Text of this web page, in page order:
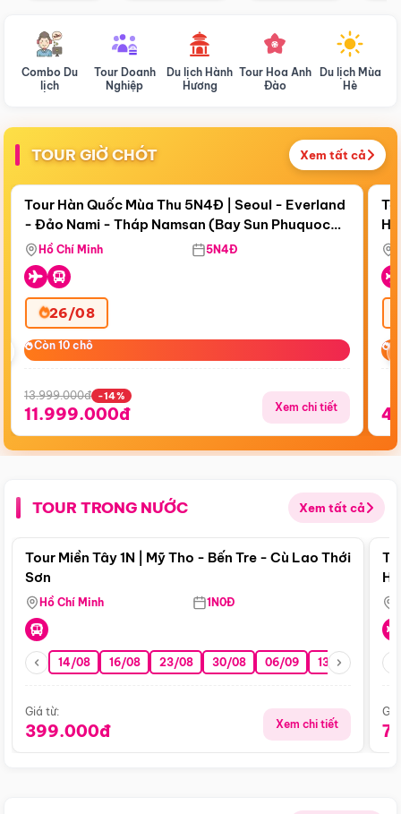
Combo Du
lịch
Tour Doanh
Nghiệp
Du lịch Hành
Hương
Tour Hoa Anh
Đào
Du lịch Mùa
Hè
TOUR GIỜ CHÓT Xem tất cả
Còn19 ngày 02:30:00
Điểm nổi bật
Tour Hàn Quốc Mùa Thu 5N4Đ | Seoul - Everland
- Đảo Nami - Tháp Namsan (Bay Sun Phuquoc
Airways)
Hồ Chí Minh 5N4Đ
26/08
Còn 10 chỗ
Còn 10 chỗ
13.999.000đ -14%
11.999.000đ Xem chi tiết
TOUR TRONG NƯỚC Xem tất cả
Điểm nổi bật
Tour Miền Tây 1N | Mỹ Tho - Bến Tre - Cù Lao Thới
Sơn
Hồ Chí Minh 1N0Đ
14/08 16/08 23/08 30/08 06/09 13/09 20/09
Giá từ:
399.000đ Xem chi tiết